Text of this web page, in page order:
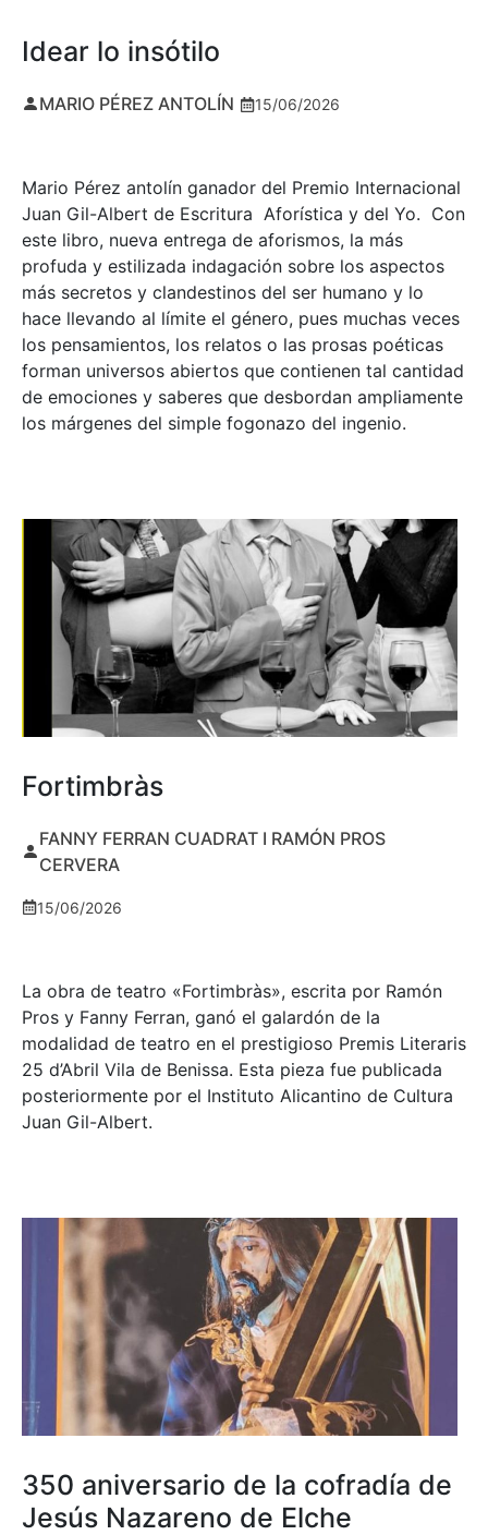
Idear lo insótilo
MARIO PÉREZ ANTOLÍN 15/06/2026
Mario Pérez antolín ganador del Premio Internacional
Juan Gil-Albert de Escritura Aforística y del Yo. Con
este libro, nueva entrega de aforismos, la más
profuda y estilizada indagación sobre los aspectos
más secretos y clandestinos del ser humano y lo
hace llevando al límite el género, pues muchas veces
los pensamientos, los relatos o las prosas poéticas
forman universos abiertos que contienen tal cantidad
de emociones y saberes que desbordan ampliamente
los márgenes del simple fogonazo del ingenio.
Fortimbràs
FANNY FERRAN CUADRAT I RAMÓN PROS
CERVERA
15/06/2026
La obra de teatro «Fortimbràs», escrita por Ramón
Pros y Fanny Ferran, ganó el galardón de la
modalidad de teatro en el prestigioso Premis Literaris
25 d’Abril Vila de Benissa. Esta pieza fue publicada
posteriormente por el Instituto Alicantino de Cultura
Juan Gil-Albert.
350 aniversario de la cofradía de
Jesús Nazareno de Elche